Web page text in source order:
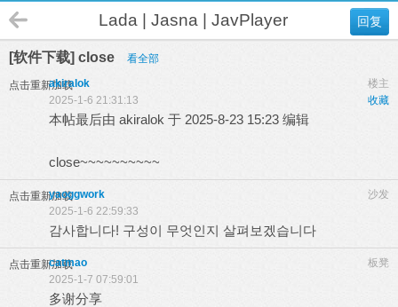
回复
Lada | Jasna | JavPlayer
[软件下载] close 看全部
点击重新加载 楼主
akiralok
收藏
2025-1-6 21:31:13
本帖最后由 akiralok 于 2025-8-23 15:23 编辑
close~~~~~~~~~~
点击重新加载 沙发
yaoggwork
2025-1-6 22:59:33
감사합니다! 구성이 무엇인지 살펴보겠습니다
点击重新加载 板凳
catmao
2025-1-7 07:59:01
多谢分享